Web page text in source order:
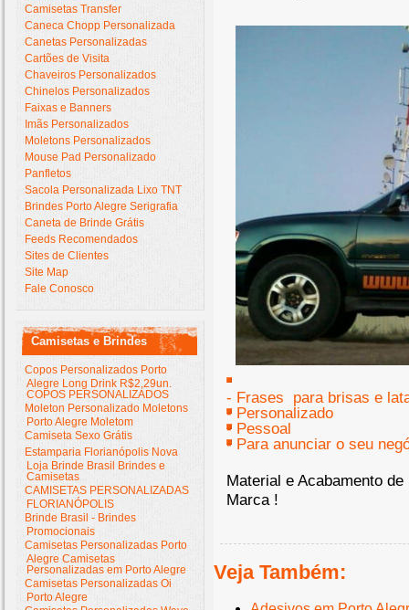
Camisetas Transfer
Caneca Chopp Personalizada
Canetas Personalizadas
Cartões de Visita
Chaveiros Personalizados
Chinelos Personalizados
Faixas e Banners
Imãs Personalizados
Moletons Personalizados
Mouse Pad Personalizado
Panfletos
Sacola Personalizada Lixo TNT
Brindes Porto Alegre Serigrafia
Caneta de Brinde Grátis
Feeds Recomendados
Sites de Clientes
Site Map
Fale Conosco
Camisetas e Brindes
Copos Personalizados Porto
Alegre Long Drink R$2,29un.
COPOS PERSONALIZADOS
Moleton Personalizado Moletons
Porto Alegre Moletom
Camiseta Sexo Grátis
Estamparia Florianópolis Nova
Loja Brinde Brasil Brindes e
Camisetas
CAMISETAS PERSONALIZADAS
FLORIANÓPOLIS
Brinde Brasil - Brindes
Promocionais
Camisetas Personalizadas Porto
Alegre Camisetas
Personalizadas em Porto Alegre
Camisetas Personalizadas Oi
Porto Alegre
- Frases para brisas e
- Personalizado
- Pessoal
- Para anunciar o seu
Material e Acabamento
Marca !
Veja Também: